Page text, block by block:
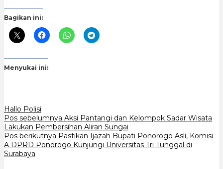
Bagikan ini:
Menyukai ini:
Hallo Polisi
Navigasi
pos
Pos sebelumnya Aksi Pantangi dan Kelompok Sadar Wisata
Lakukan Pembersihan Aliran Sungai
Pos berikutnya Pastikan Ijazah Bupati Ponorogo Asli, Komisi
A DPRD Ponorogo Kunjungi Universitas Tri Tunggal di
Surabaya